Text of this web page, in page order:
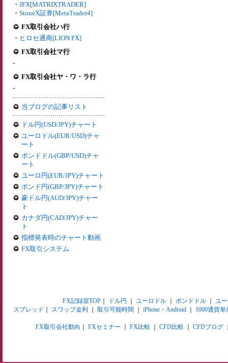
・ JFX[MATRIXTRADER]
・ StoneX証券[MetaTrader4]
FX取引会社ハ行
・ ヒロセ通商[LION FX]
FX取引会社マ行
-
FX取引会社ヤ・ワ・ラ行
-
当ブログの記事リスト
ドル円(USD/JPY)チャート
ユーロドル(EUR/USD)チャ
ート
ポンドドル(GBP/USD)チャ
ート
ユーロ円(EUR/JPY)チャート
ポンド円(GBP/JPY)チャート
豪ドル円(AUD/JPY)チャー
ト
カナダ円(CAD/JPY)チャー
ト
指標発表時のチャート動画
FX取引システム
FX記録室TOP｜ ドル円 ユーロドル｜ ポンドドル｜ ユ
スプレッド
スワップ金利 取引可能時間 iPhone・Android 1000通貨単
FX取引会社動向 FXセミナー FX比較 CFD比較 CFDブログ